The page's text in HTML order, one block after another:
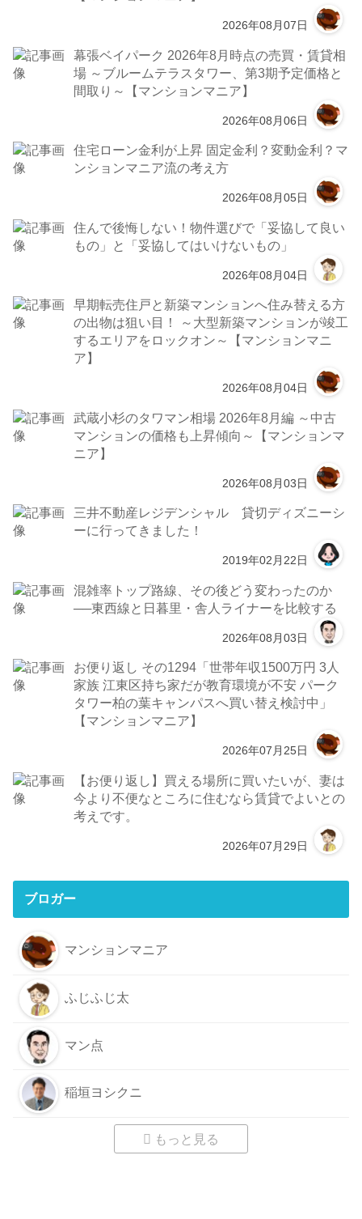
2026年08月07日
幕張ベイパーク 2026年8月時点の売買・賃貸相
場 ～ブルームテラスタワー、第3期予定価格と
間取り～【マンションマニア】
2026年08月06日
住宅ローン金利が上昇 固定金利？変動金利？マ
ンションマニア流の考え方
2026年08月05日
住んで後悔しない！物件選びで「妥協して良い
もの」と「妥協してはいけないもの」
2026年08月04日
早期転売住戸と新築マンションへ住み替える方
の出物は狙い目！ ～大型新築マンションが竣工
するエリアをロックオン～【マンションマニ
ア】
2026年08月04日
武蔵小杉のタワマン相場 2026年8月編 ～中古
マンションの価格も上昇傾向～【マンションマ
ニア】
2026年08月03日
三井不動産レジデンシャル 貸切ディズニーシ
ーに行ってきました！
2019年02月22日
混雑率トップ路線、その後どう変わったのか
──東西線と日暮里・舎人ライナーを比較する
2026年08月03日
お便り返し その1294「世帯年収1500万円 3人
家族 江東区持ち家だが教育環境が不安 パーク
タワー柏の葉キャンパスへ買い替え検討中」
【マンションマニア】
2026年07月25日
【お便り返し】買える場所に買いたいが、妻は
今より不便なところに住むなら賃貸でよいとの
考えです。
2026年07月29日
ブロガー
マンションマニア
ふじふじ太
マン点
稲垣ヨシクニ
もっと見る